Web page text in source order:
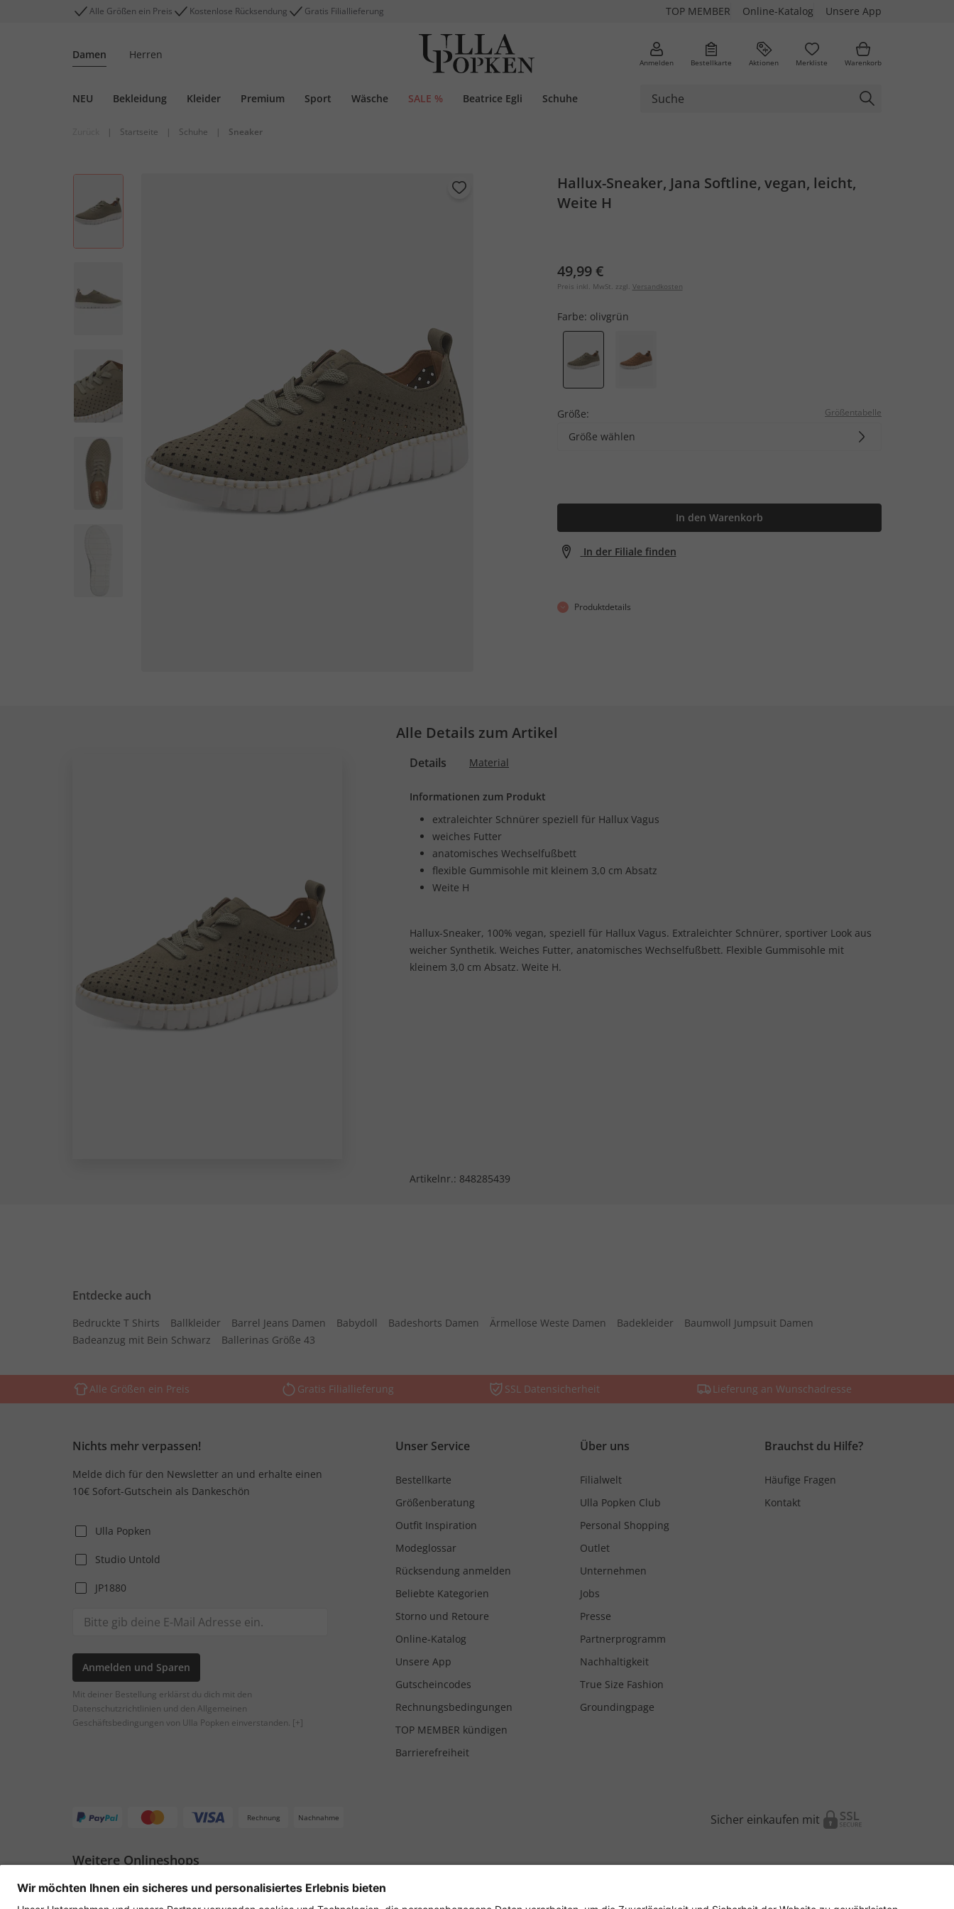
Alle Größen ein Preis Kostenlose Rücksendung Gratis Filiallieferung TOP MEMBER Online-Katalog Unsere App
Damen Herren
Anmelden Bestellkarte Aktionen Merkliste Warenkorb
NEU Bekleidung Kleider Premium Sport Wäsche SALE % Beatrice Egli Schuhe
| Startseite | Schuhe | Sneaker
Hallux-Sneaker, Jana Softline, vegan, leicht,
Weite H
49,99 €
Preis inkl. MwSt. zzgl. Versandkosten
Farbe: olivgrün
Größe: Größentabelle
Größe wählen
In den Warenkorb
In der Filiale finden
Produktdetails
Alle Details zum Artikel
Details Material
Informationen zum Produkt
extraleichter Schnürer speziell für Hallux Vagus
weiches Futter
anatomisches Wechselfußbett
flexible Gummisohle mit kleinem 3,0 cm Absatz
Weite H
Hallux-Sneaker, 100% vegan, speziell für Hallux Vagus. Extraleichter Schnürer, sportiver Look aus
weicher Synthetik. Weiches Futter, anatomisches Wechselfußbett. Flexible Gummisohle mit
kleinem 3,0 cm Absatz. Weite H.
Artikelnr.: 848285439
Entdecke auch
Bedruckte T Shirts Ballkleider Barrel Jeans Damen Babydoll Badeshorts Damen Ärmellose Weste Damen Badekleider
Baumwoll Jumpsuit Damen
Badeanzug mit Bein Schwarz
Ballerinas Größe 43
Alle Größen ein Preis Gratis Filiallieferung SSL Datensicherheit Lieferung an Wunschadresse
Nichts mehr verpassen!
Melde dich für den Newsletter an und erhalte einen
10€ Sofort-Gutschein als Dankeschön
Ulla Popken
Studio Untold
JP1880
Anmelden und Sparen
Mit deiner Bestellung erklärst du dich mit den
Datenschutzrichtlinien und den Allgemeinen
Geschäftsbedingungen von Ulla Popken einverstanden. [+]
Unser Service
Bestellkarte
Größenberatung
Outfit Inspiration
Modeglossar
Rücksendung anmelden
Beliebte Kategorien
Storno und Retoure
Online-Katalog
Unsere App
Gutscheincodes
Rechnungsbedingungen
TOP MEMBER kündigen
Barrierefreiheit
Über uns
Filialwelt
Ulla Popken Club
Personal Shopping
Outlet
Unternehmen
Jobs
Presse
Partnerprogramm
Nachhaltigkeit
True Size Fashion
Groundingpage
Brauchst du Hilfe?
Häufige Fragen
Kontakt
Rechnung Nachnahme Sicher einkaufen mit
Weitere Onlineshops
Deutschland